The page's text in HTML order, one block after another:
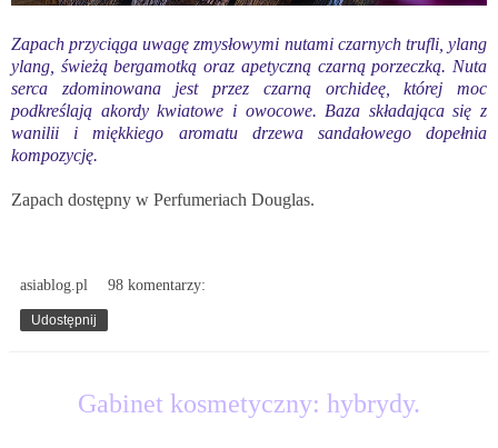
Zapach przyciąga uwagę zmysłowymi nutami czarnych trufli, ylang
ylang, świeżą bergamotką oraz apetyczną czarną porzeczką. Nuta
serca zdominowana jest przez czarną orchideę, której moc
podkreślają akordy kwiatowe i owocowe. Baza składająca się z
wanilii i miękkiego aromatu drzewa sandałowego dopełnia
kompozycję.
Zapach dostępny w Perfumeriach Douglas.
asiablog.pl 98 komentarzy:
Udostępnij
Gabinet kosmetyczny: hybrydy.